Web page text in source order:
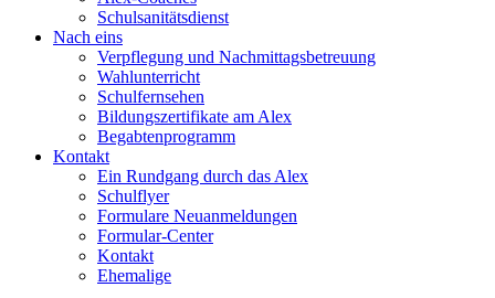
Schulsanitätsdienst
Nach eins
Verpflegung und Nachmittagsbetreuung
Wahlunterricht
Schulfernsehen
Bildungszertifikate am Alex
Begabtenprogramm
Kontakt
Ein Rundgang durch das Alex
Schulflyer
Formulare Neuanmeldungen
Formular-Center
Kontakt
Ehemalige